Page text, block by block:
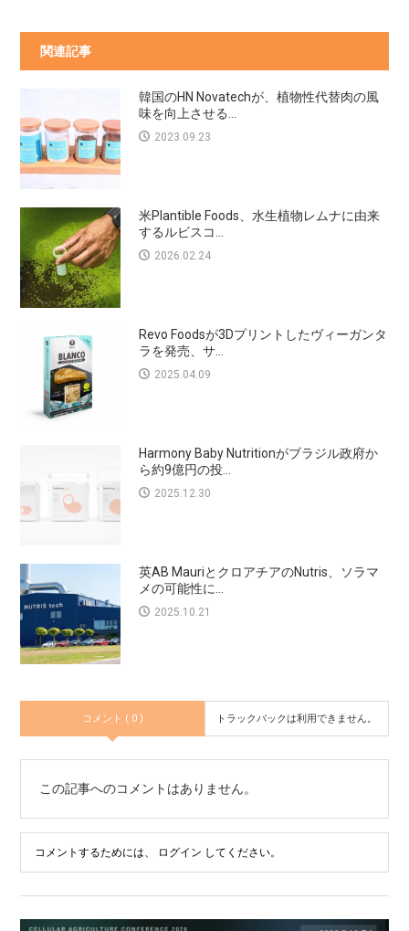
関連記事
韓国のHN Novatechが、植物性代替肉の風
味を向上させる...
2023.09.23
米Plantible Foods、水生植物レムナに由来
するルビスコ...
2026.02.24
Revo Foodsが3Dプリントしたヴィーガンタ
ラを発売、サ...
2025.04.09
Harmony Baby Nutritionがブラジル政府か
ら約9億円の投...
2025.12.30
英AB MauriとクロアチアのNutris、ソラマ
メの可能性に...
2025.10.21
コメント ( 0 ) トラックバックは利用できません。
この記事へのコメントはありません。
コメントするためには、 ログイン してください。